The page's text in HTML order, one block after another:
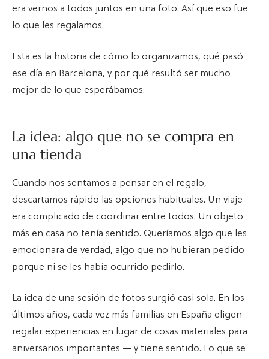
era vernos a todos juntos en una foto. Así que eso fue
lo que les regalamos.
Esta es la historia de cómo lo organizamos, qué pasó
ese día en Barcelona, y por qué resultó ser mucho
mejor de lo que esperábamos.
La idea: algo que no se compra en
una tienda
Cuando nos sentamos a pensar en el regalo,
descartamos rápido las opciones habituales. Un viaje
era complicado de coordinar entre todos. Un objeto
más en casa no tenía sentido. Queríamos algo que les
emocionara de verdad, algo que no hubieran pedido
porque ni se les había ocurrido pedirlo.
La idea de una sesión de fotos surgió casi sola. En los
últimos años, cada vez más familias en España eligen
regalar experiencias en lugar de cosas materiales para
aniversarios importantes — y tiene sentido. Lo que se